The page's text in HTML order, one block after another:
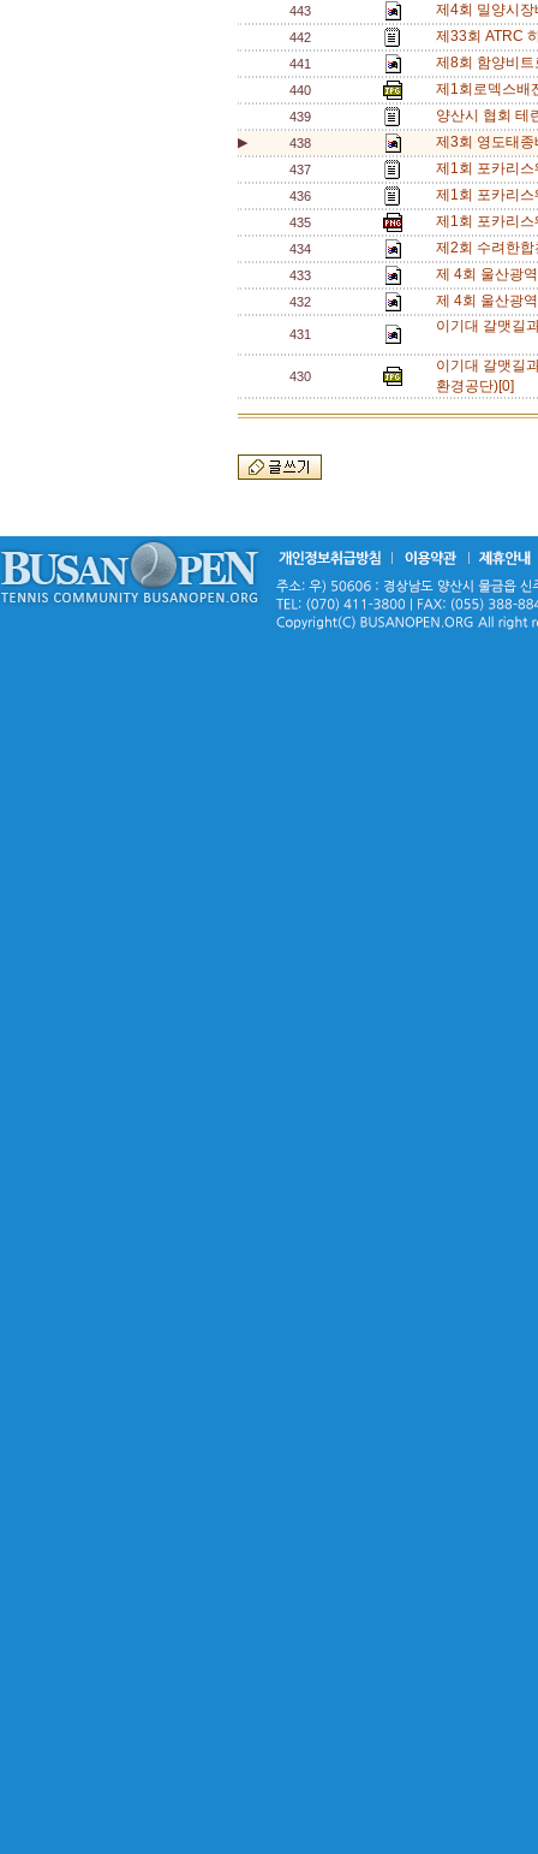
443 제4회 밀양시
442 제33회 ATRC
441 제8회 함양비
440 제1회로덱스배
439 양산시 협회 테
▶ 438 제3회 영도태
437 제1회 포카리
436 제1회 포카리
435 제1회 포카리
434 제2회 수려한
433 제 4회 울산광
432 제 4회 울산광
431 이기대 갈맷길
430
이기대 갈맷길
환경공단)[0]